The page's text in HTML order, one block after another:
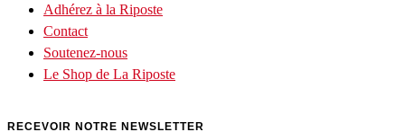
Adhérez à la Riposte
Contact
Soutenez-nous
Le Shop de La Riposte
RECEVOIR NOTRE NEWSLETTER